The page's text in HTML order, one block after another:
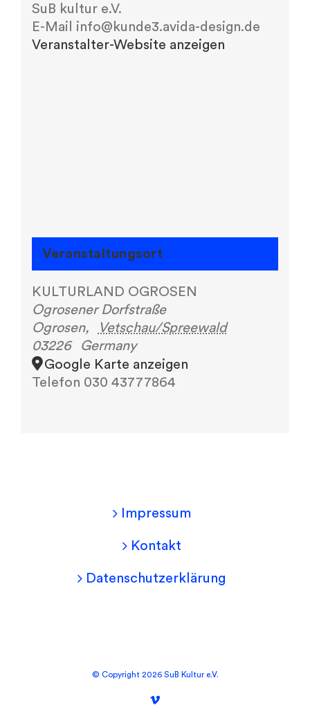
SuB kultur e.V.
E-Mail info@kunde3.avida-design.de
Veranstalter-Website anzeigen
Veranstaltungsort
KULTURLAND OGROSEN
Ogrosener Dorfstraße
Ogrosen,
Vetschau/Spreewald
03226
Germany
Google Karte anzeigen
Telefon 030 43777864
Impressum
Kontakt
Datenschutzerklärung
© Copyright 2026 SuB Kultur e.V.
Vimeo